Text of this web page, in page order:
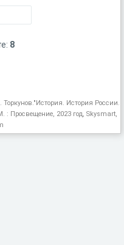
8
История России.
: Просвещение, 2023 год, Skysmart,